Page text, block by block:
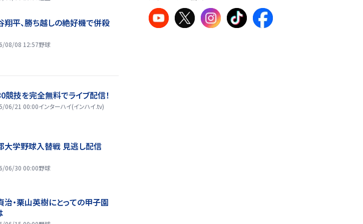
翔平、勝ち越しの絶好機で併殺
08/08 12:57野球
競技を完全無料でライブ配信！
06/21 00:00インターハイ(インハイ.tv)
大学野球入替戦 見逃し配信
06/30 00:00野球
治・栗山英樹にとっての甲子園